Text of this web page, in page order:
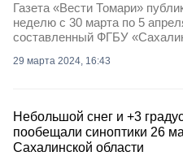
Газета «Вести Томари»
неделю с 30 марта по 5
составленный ФГБУ
29 марта 2024, 16:43
Небольшой снег и +3
пообещали синоптики 26
Сахалинской области